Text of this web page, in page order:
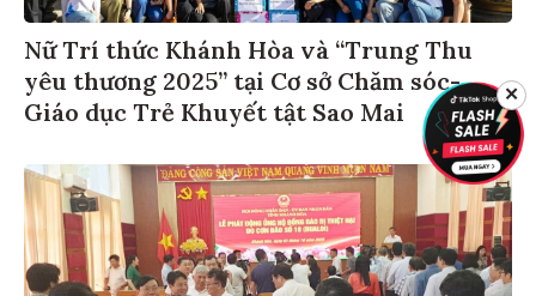
Nữ Trí thức Khánh Hòa và “Trung Thu
yêu thương 2025” tại Cơ sở Chăm sóc-
Giáo dục Trẻ Khuyết tật Sao Mai
✕